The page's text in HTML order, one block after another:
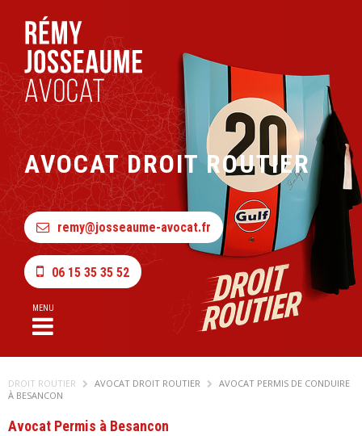
AVOCAT DROIT ROUTIER
remy@josseaume-avocat.fr
06 15 35 35 52
MENU
DROIT ROUTIER AVOCAT DROIT ROUTIER
AVOCAT PERMIS DE CONDUIRE
À BESANCON
Avocat Permis à Besancon